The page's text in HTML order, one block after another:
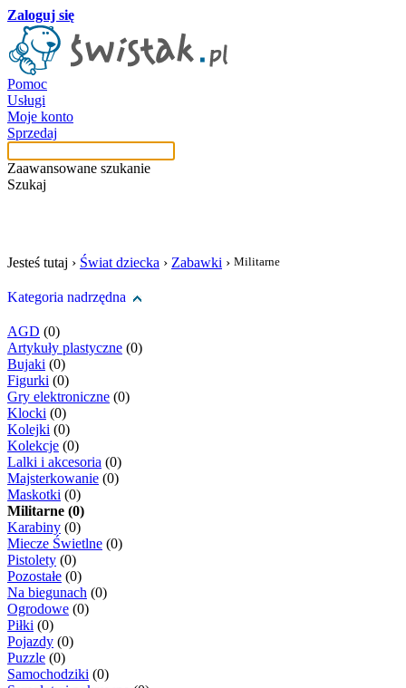
Zaloguj się
Pomoc
Usługi
Moje konto
Sprzedaj
Zaawansowane szukanie
Szukaj
Jesteś tutaj › Świat dziecka › Zabawki › Militarne
Kategoria nadrzędna
AGD (0)
Artykuły plastyczne (0)
Bujaki (0)
Figurki (0)
Gry elektroniczne (0)
Klocki (0)
Kolejki (0)
Kolekcje (0)
Lalki i akcesoria (0)
Majsterkowanie (0)
Maskotki (0)
Militarne (0)
Karabiny (0)
Miecze Świetlne (0)
Pistolety (0)
Pozostałe (0)
Na biegunach (0)
Ogrodowe (0)
Piłki (0)
Pojazdy (0)
Puzzle (0)
Samochodziki (0)